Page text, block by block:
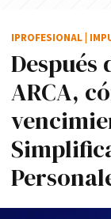
ARCA,
IPROFESIONAL